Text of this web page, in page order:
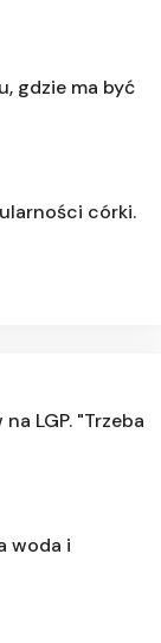
gdzie ma być
córki.
LGP. "Trzeba
woda i